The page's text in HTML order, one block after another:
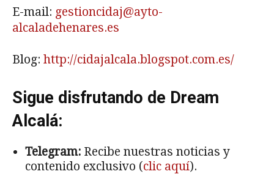
E-mail: gestioncidaj@ayto-
alcaladehenares.es
Blog: http://cidajalcala.blogspot.com.es/
Sigue disfrutando de Dream
Alcalá:
Telegram: Recibe nuestras noticias y
contenido exclusivo (clic aquí).